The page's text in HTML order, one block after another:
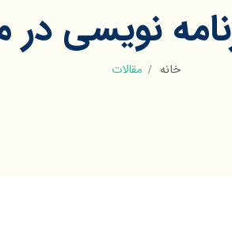
نویسی در
خانه مقالات